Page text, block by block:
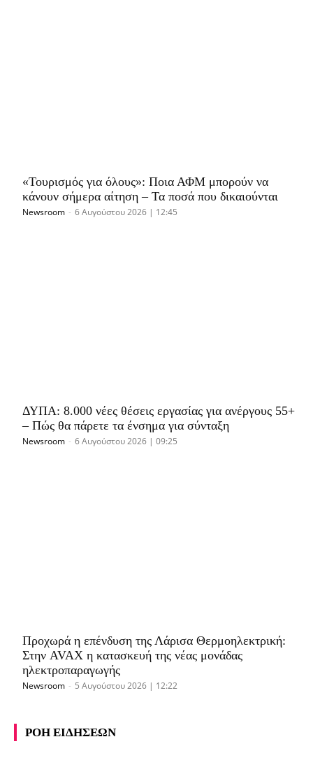
«Τουρισμός για όλους»: Ποια ΑΦΜ μπορούν να
κάνουν σήμερα αίτηση – Τα ποσά που δικαιούνται
Newsroom - 6 Αυγούστου 2026 | 12:45
ΔΥΠΑ: 8.000 νέες θέσεις εργασίας για ανέργους 55+
– Πώς θα πάρετε τα ένσημα για σύνταξη
Newsroom - 6 Αυγούστου 2026 | 09:25
Προχωρά η επένδυση της Λάρισα Θερμοηλεκτρική:
Στην AVAX η κατασκευή της νέας μονάδας
ηλεκτροπαραγωγής
Newsroom - 5 Αυγούστου 2026 | 12:22
ΡΟΗ ΕΙΔΗΣΕΩΝ